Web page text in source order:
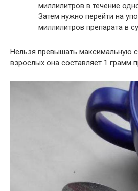
миллилитров в течение
Затем нужно перейти на
миллилитров препарата в
Нельзя превышать максимальную
взрослых она составляет 1 грамм